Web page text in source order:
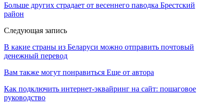
Больше других страдает от весеннего паводка Брестский
район
Следующая запись
В какие страны из Беларуси можно отправить почтовый
денежный перевод
Вам также могут понравиться Еще от автора
Как подключить интернет-эквайринг на сайт: пошаговое
руководство